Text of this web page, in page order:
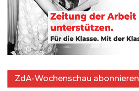
ZdA-Wochenschau abonnieren